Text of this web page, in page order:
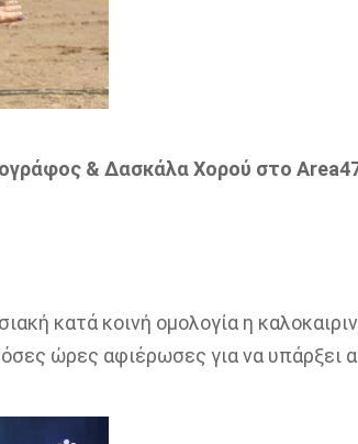
& Δασκάλα Χορού στο
κατά κοινή ομολογία η
ώρες αφιέρωσες για να υπάρξει